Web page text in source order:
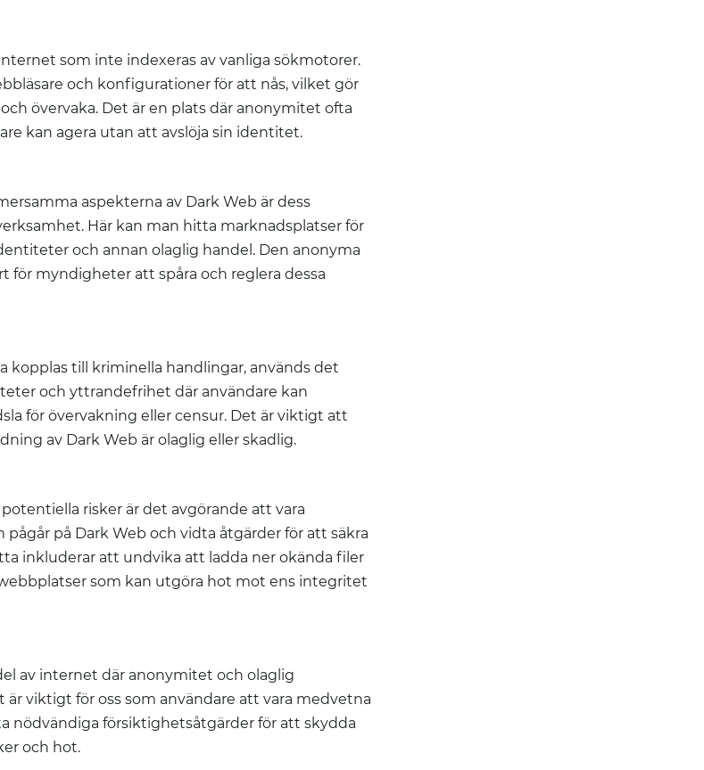
som inte indexeras av vanliga sökmotorer.
och konfigurationer för att nås, vilket gör
övervaka. Det är en plats där anonymitet ofta
kan agera utan att avslöja sin identitet.
aspekterna av Dark Web är dess
Här kan man hitta marknadsplatser för
och annan olaglig handel. Den anonyma
för myndigheter att spåra och reglera dessa
kopplas till kriminella handlingar, används det
och yttrandefrihet där användare kan
för övervakning eller censur. Det är viktigt att
av Dark Web är olaglig eller skadlig.
risker är det avgörande att vara
på Dark Web och vidta åtgärder för att säkra
inkluderar att undvika att ladda ner okända filer
som kan utgöra hot mot ens integritet
av internet där anonymitet och olaglig
är viktigt för oss som användare att vara medvetna
nödvändiga försiktighetsåtgärder för att skydda
och hot.